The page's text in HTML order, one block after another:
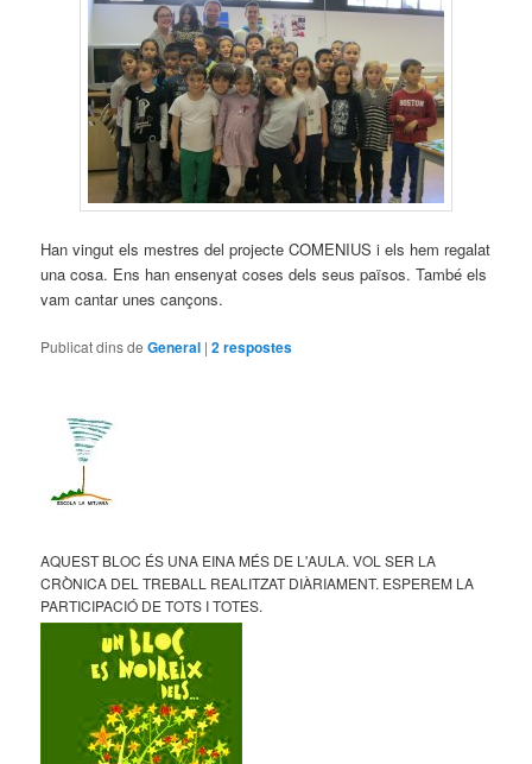
Han vingut els mestres del projecte COMENIUS i els hem regalat
una cosa. Ens han ensenyat coses dels seus països. També els
vam cantar unes cançons.
Publicat dins de General |2respostes
AQUEST BLOC ÉS UNA EINA MÉS DE L'AULA. VOL SER LA
CRÒNICA DEL TREBALL REALITZAT DIÀRIAMENT. ESPEREM LA
PARTICIPACIÓ DE TOTS I TOTES.